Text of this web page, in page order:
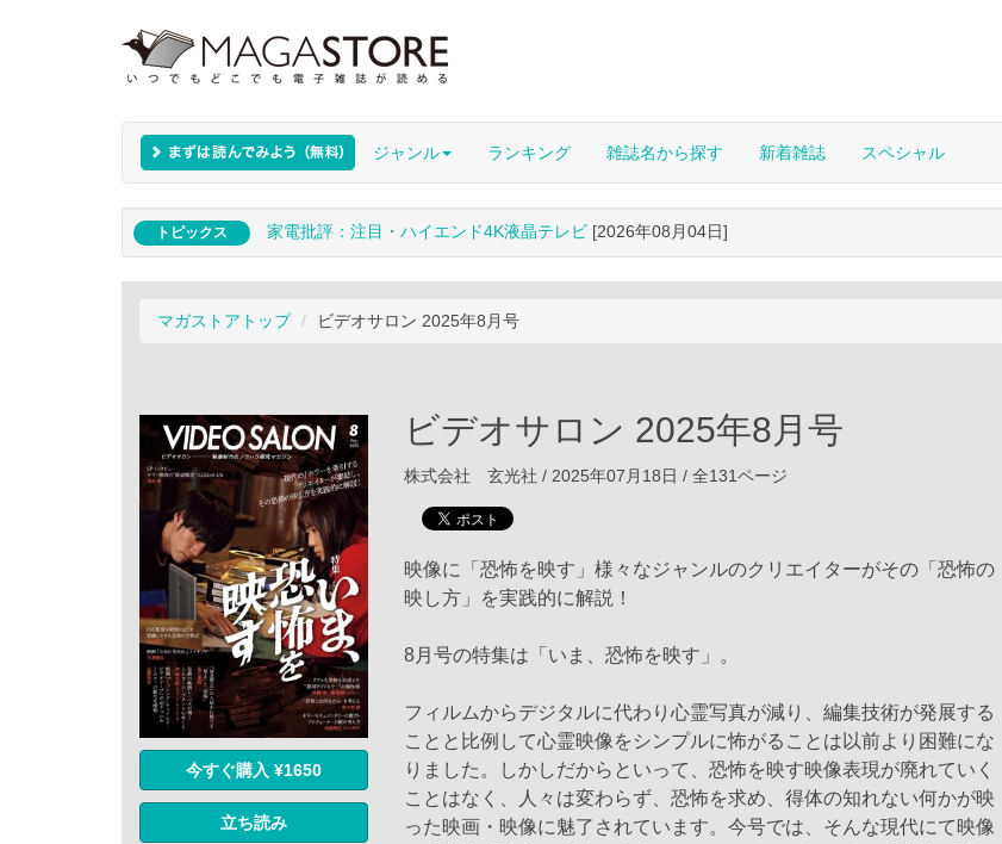
ジャンル ランキング 雑誌名から探す 新着雑誌 スペシャル
トピックス 家電批評：注目・ハイエンド4K液晶テレビ [2026年08月04日]
マガストアトップ ビデオサロン 2025年8月号
今すぐ購入 ¥1650
立ち読み
ビデオサロン 2025年8月号
株式会社 玄光社 / 2025年07月18日 / 全131ページ
映像に「恐怖を映す」様々なジャンルのクリエイターがその「恐怖の
映し方」を実践的に解説！
8月号の特集は「いま、恐怖を映す」。
フィルムからデジタルに代わり心霊写真が減り、編集技術が発展する
ことと比例して心霊映像をシンプルに怖がることは以前より困難にな
りました。しかしだからといって、恐怖を映す映像表現が廃れていく
ことはなく、人々は変わらず、恐怖を求め、得体の知れない何かが映
った映画・映像に魅了されています。今号では、そんな現代にて映像